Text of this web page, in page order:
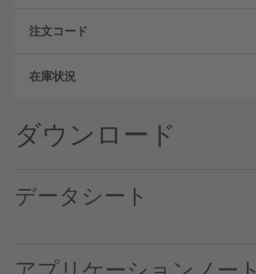
ダウンロード
データシート